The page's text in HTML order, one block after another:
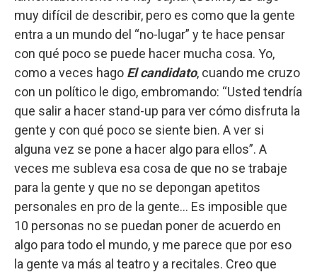
muy difícil de describir, pero es como que la gente
entra a un mundo del “no-lugar” y te hace pensar
con qué poco se puede hacer mucha cosa. Yo,
como a veces hago El candidato, cuando me cruzo
con un político le digo, embromando: “Usted tendría
que salir a hacer stand-up para ver cómo disfruta la
gente y con qué poco se siente bien. A ver si
alguna vez se pone a hacer algo para ellos”. A
veces me subleva esa cosa de que no se trabaje
para la gente y que no se depongan apetitos
personales en pro de la gente... Es imposible que
10 personas no se puedan poner de acuerdo en
algo para todo el mundo, y me parece que por eso
la gente va más al teatro y a recitales. Creo que